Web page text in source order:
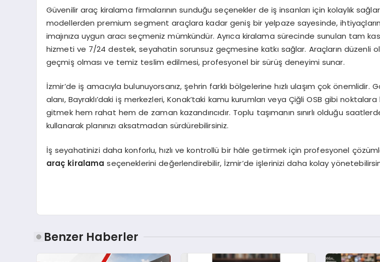
Güvenilir araç kiralama firmalarının sunduğu seçenekler de iş insanları için kolaylık
modellerden premium segment araçlara kadar geniş bir yelpaze sayesinde,
imajınıza uygun aracı seçmeniz mümkündür. Ayrıca kiralama sürecinde sunulan tam
hizmeti ve 7/24 destek, seyahatin sorunsuz geçmesine katkı sağlar. Araçların düzenli
geçmiş olması ve temiz teslim edilmesi, profesyonel bir sürüş deneyimi sunar.
İzmir’de iş amacıyla bulunuyorsanız, şehrin farklı bölgelerine hızlı ulaşım çok önemlidir.
alanı, Bayraklı’daki iş merkezleri, Konak’taki kamu kurumları veya Çiğli OSB gibi noktalara
gitmek hem rahat hem de zaman kazandırıcıdır. Toplu taşımanın sınırlı olduğu
kullanarak planınızı aksatmadan sürdürebilirsiniz.
İş seyahatinizi daha konforlu, hızlı ve kontrollü bir hâle getirmek için profesyonel
araç kiralama seçeneklerini değerlendirebilir, İzmir’de işlerinizi daha kolay
Benzer Haberler